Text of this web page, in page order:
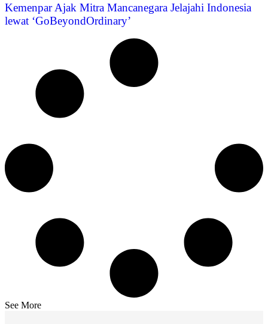
Kemenpar Ajak Mitra Mancanegara Jelajahi Indonesia
lewat ‘GoBeyondOrdinary’
See More